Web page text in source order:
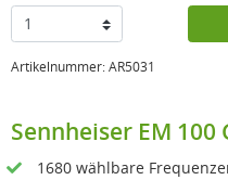
Artikelnummer: AR5031
Sennheiser EM 100
1680 wählbare